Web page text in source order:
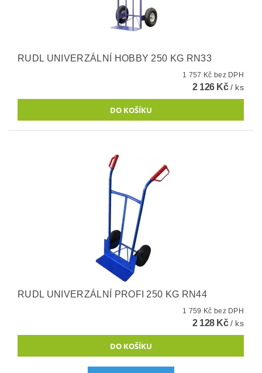
RUDL UNIVERZÁLNÍ HOBBY 250 KG RN33
1 757 Kč bez DPH
2 126 Kč/ ks
RUDL UNIVERZÁLNÍ PROFI 250 KG RN44
1 759 Kč bez DPH
2 128 Kč/ ks